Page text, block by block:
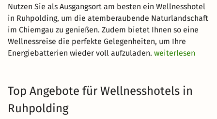
Nutzen Sie als Ausgangsort am besten ein Wellnesshotel
in Ruhpolding, um die atemberaubende Naturlandschaft
im Chiemgau zu genießen. Zudem bietet Ihnen so eine
Wellnessreise die perfekte Gelegenheiten, um Ihre
Energiebatterien wieder voll aufzuladen. weiterlesen
Top Angebote für Wellnesshotels in
Ruhpolding